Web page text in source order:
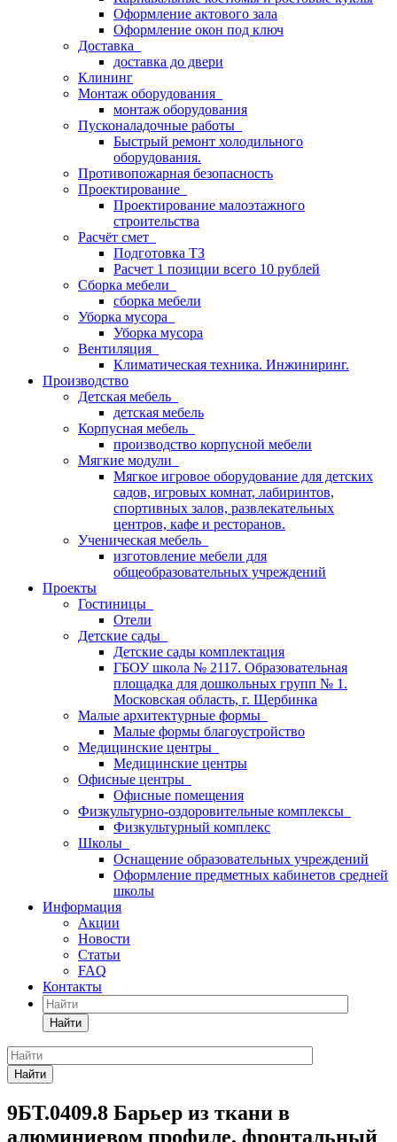
Оформление актового зала
Оформление окон под ключ
Доставка
доставка до двери
Клининг
Монтаж оборудования
монтаж оборудования
Пусконаладочные работы
Быстрый ремонт холодильного
оборудования.
Противопожарная безопасность
Проектирование
Проектирование малоэтажного
строительства
Расчёт смет
Подготовка ТЗ
Расчет 1 позиции всего 10 рублей
Сборка мебели
сборка мебели
Уборка мусора
Уборка мусора
Вентиляция
Климатическая техника. Инжиниринг.
Производство
Детская мебель
детская мебель
Корпусная мебель
производство корпусной мебели
Мягкие модули
Мягкое игровое оборудование для детских
садов, игровых комнат, лабиринтов,
спортивных залов, развлекательных
центров, кафе и ресторанов.
Ученическая мебель
изготовление мебели для
общеобразовательных учреждений
Проекты
Гостиницы
Отели
Детские сады
Детские сады комплектация
ГБОУ школа № 2117. Образовательная
площадка для дошкольных групп № 1.
Московская область, г. Щербинка
Малые архитектурные формы
Малые формы благоустройство
Медицинские центры
Медицинские центры
Офисные центры
Офисные помещения
Физкультурно-оздоровительные комплексы
Физкультурный комплекс
Школы
Оснащение образовательных учреждений
Оформление предметных кабинетов средней
школы
Информация
Акции
Новости
Статьи
FAQ
Контакты
Найти
Найти
9БТ.0409.8 Барьер из ткани в
алюминиевом профиле, фронтальный